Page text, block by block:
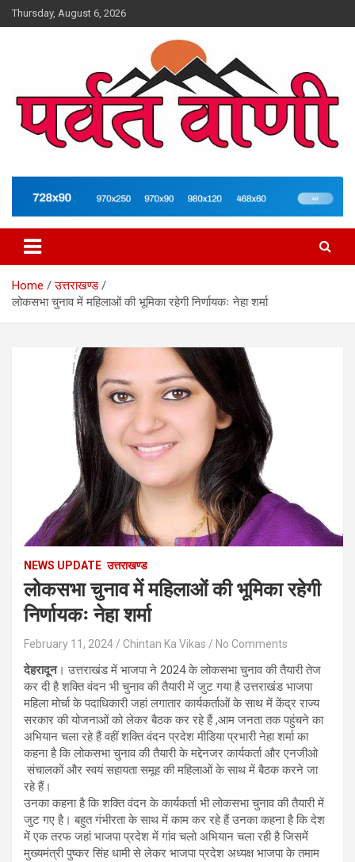
Skip
to
Thursday, August 6, 2026
Parvatvani.com
Home
उत्तराखण्ड
लोकसभा चुनाव में महिलाओं की भूमिका रहेगी निर्णायकः नेहा शर्मा
NEWS UPDATE उत्तराखण्ड
लोकसभा चुनाव में महिलाओं की भूमिका रहेगी
निर्णायकः नेहा शर्मा
February 11, 2024 Chintan Ka Vikas No Comments
देहरादून। उत्तराखंड में भाजपा ने 2024 के लोकसभा चुनाव की तैयारी तेज
कर दी है शक्ति वंदन भी चुनाव की तैयारी में जुट गया है उत्तराखंड भाजपा
महिला मोर्चा के पदाधिकारी जहां लगातार कार्यकर्ताओं के साथ में केंद्र राज्य
सरकार की योजनाओं को लेकर बैठक कर रहे हैं ,आम जनता तक पहुंचने का
अभियान चला रहे हैं वहीं शक्ति वंदन प्रदेश मीडिया प्रभारी नेहा शर्मा का
कहना है कि लोकसभा चुनाव की तैयारी के मद्देनजर कार्यकर्ता और एनजीओ
संचालकों और स्वयं सहायता समूह की महिलाओं के साथ में बैठक करने जा
रहे हैं।
उनका कहना है कि शक्ति वंदन के कार्यकर्ता भी लोकसभा चुनाव की तैयारी में
जुट गए है। बहुत गंभीरता के साथ में काम कर रहे हैं उनका कहना है कि देश
में एक तरफ जहां भाजपा प्रदेश में गांव चलो अभियान चला रही है जिसमें
मुख्यमंत्री पुष्कर सिंह धामी से लेकर भाजपा प्रदेश अध्यक्ष भाजपा के तमाम